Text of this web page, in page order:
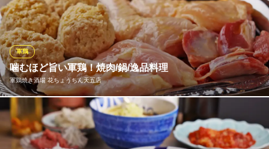
親どりや、ジューシーな若どり、自家製つくねなど自慢の焼肉、
新鮮な焼き野菜を思う存分お楽しみください！120分(L.O.30分前)
食べ放題3500円(税込)！スーパードライなど15種以上の飲み放題
付きで4500円(税込)！忘年会・新年会・各種ご宴会はとり軍に決
まり！
とり焼肉 とり軍
天六の新鮮とり焼肉
大阪メトロ堺筋線天神橋筋六丁目駅 徒歩3分
大阪府大阪市北区浮田1-5-16 シティライフ梅田
噛むほど旨い軍鶏！焼肉/鍋/逸品料理
軍鶏焼き酒場 花ちょうちん天五店
軍鶏
通常の鶏肉よりも、噛むほどに濃厚で深い味わいを感じられる軍
鶏（しゃも）。当店では各部位を楽しめる軍鶏焼肉、その焼肉で
出る旨味たっぷりの肉汁をそのままスープに使い野菜と煮込む軍